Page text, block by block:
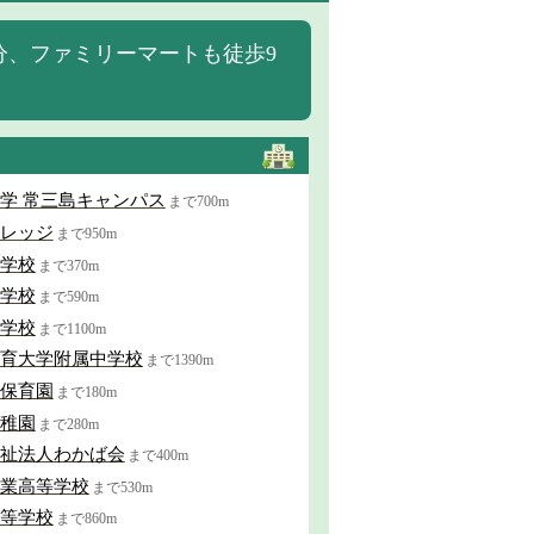
ファミリーマートも徒歩9
常三島キャンパス まで700m
ッジ まで950m
校 まで370m
校 まで590m
校 まで1100m
大学附属中学校 まで1390m
育園 まで180m
園 まで280m
法人わかば会 まで400m
高等学校 まで530m
学校 まで860m